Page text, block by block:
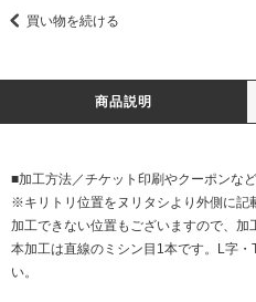
買い物を続ける
商品説明
■加工方法／チケット印刷やクーポンな
※キリトリ位置をヌリタシより外側に記
加工できない位置もございますので、加
本加工は直線のミシン目1本です。L字
い。